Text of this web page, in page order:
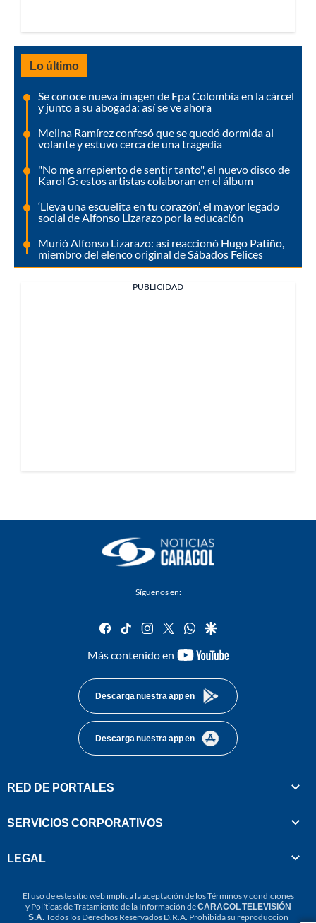
Lo último
Se conoce nueva imagen de Epa Colombia en la cárcel
y junto a su abogada: así se ve ahora
Melina Ramírez confesó que se quedó dormida al
volante y estuvo cerca de una tragedia
"No me arrepiento de sentir tanto", el nuevo disco de
Karol G: estos artistas colaboran en el álbum
‘Lleva una escuelita en tu corazón’, el mayor legado
social de Alfonso Lizarazo por la educación
Murió Alfonso Lizarazo: así reaccionó Hugo Patiño,
miembro del elenco original de Sábados Felices
PUBLICIDAD
Síguenos en:
facebook
tiktok instagram
twitterwhatsapp
google
Más contenido en
youtube-
Descarga nuestra app en
Descarga nuestra app en
RED DE PORTALES
SERVICIOS CORPORATIVOS
LEGAL
El uso de este sitio web implica la aceptación de losTérminos y condiciones
y Políticas de Tratamiento de la Información deCARACOL TELEVISIÓN
S.A.Todos los Derechos Reservados D.R.A. Prohibida su reproducción